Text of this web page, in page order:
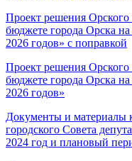
Проект решения Орского
бюджете города Орска
2026 годов» с поправкой
Проект решения Орского
бюджете города Орска
2026 годов»
Документы и материалы
городского Совета
2024 год и плановый